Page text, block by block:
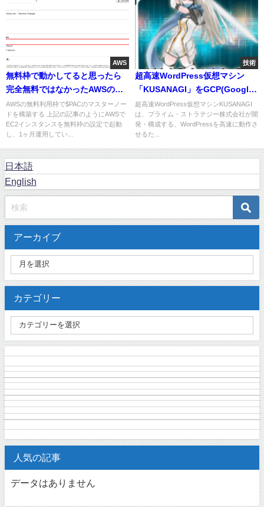
AWS
無料枠で動かしてると思ったら
完全無料ではなかったAWSの
EC2
AWSの無料利用枠で$PACのマスターノー
ドを構築する 上記の記事のようにAWSで
EC2インスタンスを無料枠の設定で起動
し、1ヶ月運用してい...
技術
超高速WordPress仮想マシン
「KUSANAGI」をGCP(Google
Cloud Platform)で構築する
超高速WordPress仮想マシンKUSANAGI
は、プライム・ストラテジー株式会社が開
発・構成する、WordPressを高速に動作さ
せるた...
日本語
English
アーカイブ
カテゴリー
人気の記事
データはありません